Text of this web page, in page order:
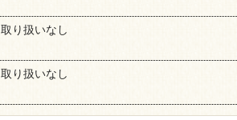
取り扱いなし
取り扱いなし